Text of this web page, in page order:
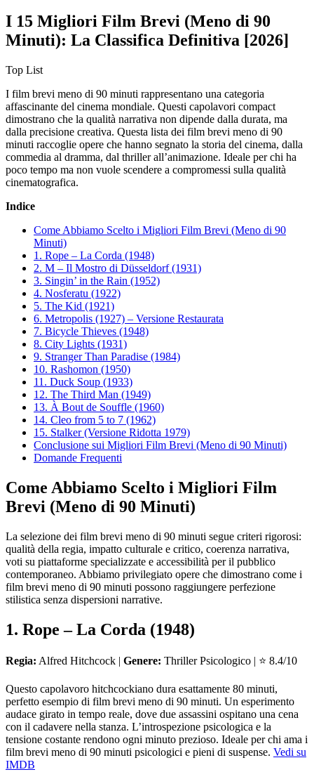
I 15 Migliori Film Brevi (Meno di 90
Minuti): La Classifica Definitiva [2026]
Top List
I film brevi meno di 90 minuti rappresentano una categoria
affascinante del cinema mondiale. Questi capolavori compact
dimostrano che la qualità narrativa non dipende dalla durata, ma
dalla precisione creativa. Questa lista dei film brevi meno di 90
minuti raccoglie opere che hanno segnato la storia del cinema, dalla
commedia al dramma, dal thriller all’animazione. Ideale per chi ha
poco tempo ma non vuole scendere a compromessi sulla qualità
cinematografica.
Indice
Come Abbiamo Scelto i Migliori Film Brevi (Meno di 90
Minuti)
1. Rope – La Corda (1948)
2. M – Il Mostro di Düsseldorf (1931)
3. Singin’ in the Rain (1952)
4. Nosferatu (1922)
5. The Kid (1921)
6. Metropolis (1927) – Versione Restaurata
7. Bicycle Thieves (1948)
8. City Lights (1931)
9. Stranger Than Paradise (1984)
10. Rashomon (1950)
11. Duck Soup (1933)
12. The Third Man (1949)
13. À Bout de Souffle (1960)
14. Cleo from 5 to 7 (1962)
15. Stalker (Versione Ridotta 1979)
Conclusione sui Migliori Film Brevi (Meno di 90 Minuti)
Domande Frequenti
Come Abbiamo Scelto i Migliori Film
Brevi (Meno di 90 Minuti)
La selezione dei film brevi meno di 90 minuti segue criteri rigorosi:
qualità della regia, impatto culturale e critico, coerenza narrativa,
voti su piattaforme specializzate e accessibilità per il pubblico
contemporaneo. Abbiamo privilegiato opere che dimostrano come i
film brevi meno di 90 minuti possono raggiungere perfezione
stilistica senza dispersioni narrative.
1. Rope – La Corda (1948)
Regia: Alfred Hitchcock | Genere: Thriller Psicologico | ⭐ 8.4/10
Questo capolavoro hitchcockiano dura esattamente 80 minuti,
perfetto esempio di film brevi meno di 90 minuti. Un esperimento
audace girato in tempo reale, dove due assassini ospitano una cena
con il cadavere nella stanza. L’introspezione psicologica e la
tensione costante rendono ogni minuto prezioso. Ideale per chi ama i
film brevi meno di 90 minuti psicologici e pieni di suspense. Vedi su
IMDB